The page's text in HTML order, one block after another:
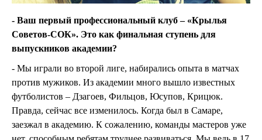
- Ваш первый профессиональный клуб – «Крылья
Советов-СОК». Это как финальная ступень для
выпускников академии?
- Мы играли во второй лиге, набирались опыта в матчах
против мужиков. Из академии много вышло известных
футболистов – Дзагоев, Фильцов, Юсупов, Крицюк.
Правда, сейчас все изменилось. Когда был в Самаре,
заезжал в академию. К сожалению, команды мастеров уже